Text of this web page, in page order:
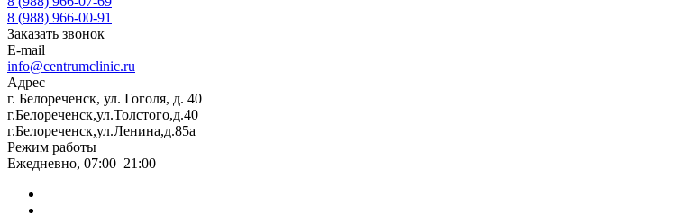
8 (988) 966-00-91
Заказать звонок
E-mail
info@centrumclinic.ru
Адрес
г. Белореченск, ул. Гоголя, д. 40
г.Белореченск,ул.Толстого,д.40
г.Белореченск,ул.Ленина,д.85а
Режим работы
Ежедневно, 07:00–21:00